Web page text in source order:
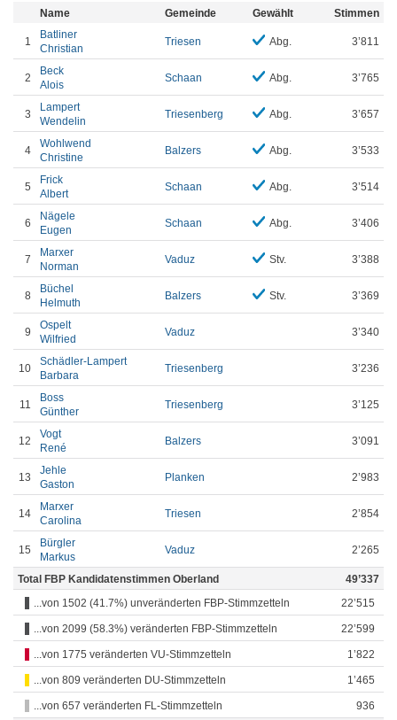
Name Gemeinde Gewählt Stimmen
1
Batliner
Christian
Triesen Abg. 3’811
2
Beck
Alois
Schaan Abg. 3’765
3
Lampert
Wendelin
Triesenberg Abg. 3’657
4
Wohlwend
Christine
Balzers Abg. 3’533
5
Frick
Albert
Schaan Abg. 3’514
6
Nägele
Eugen
Schaan Abg. 3’406
7
Marxer
Norman
Vaduz Stv. 3’388
8
Büchel
Helmuth
Balzers Stv. 3’369
9
Ospelt
Wilfried
Vaduz 3’340
10
Schädler-Lampert
Barbara
Triesenberg 3’236
11
Boss
Günther
Triesenberg 3’125
12
Vogt
René
Balzers 3’091
13
Jehle
Gaston
Planken 2’983
14
Marxer
Carolina
Triesen 2’854
15
Bürgler
Markus
Vaduz 2’265
Total FBP Kandidatenstimmen Oberland
49’337
...von 1502 (41.7%) unveränderten FBP-Stimmzetteln
22’515
...von 2099 (58.3%) veränderten FBP-Stimmzetteln 22’599
...von 1775 veränderten VU-Stimmzetteln 1’822
...von 809 veränderten DU-Stimmzetteln 1’465
...von 657 veränderten FL-Stimmzetteln 936